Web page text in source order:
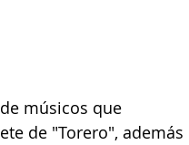
músicos que
de "Torero", además